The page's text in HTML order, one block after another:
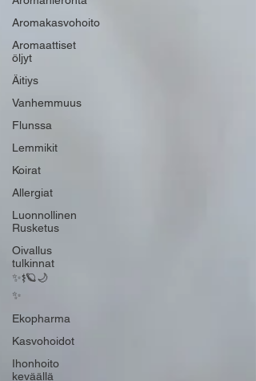
Aromakasvohoito
Aromaattiset
öljyt
Äitiys
Vanhemmuus
Flunssa
Lemmikit
Koirat
Allergiat
Luonnollinen
Rusketus
Oivallus
tulkinnat
✨️⚕️🪐🌙
✨️
Ekopharma
Kasvohoidot
Ihonhoito
keväällä